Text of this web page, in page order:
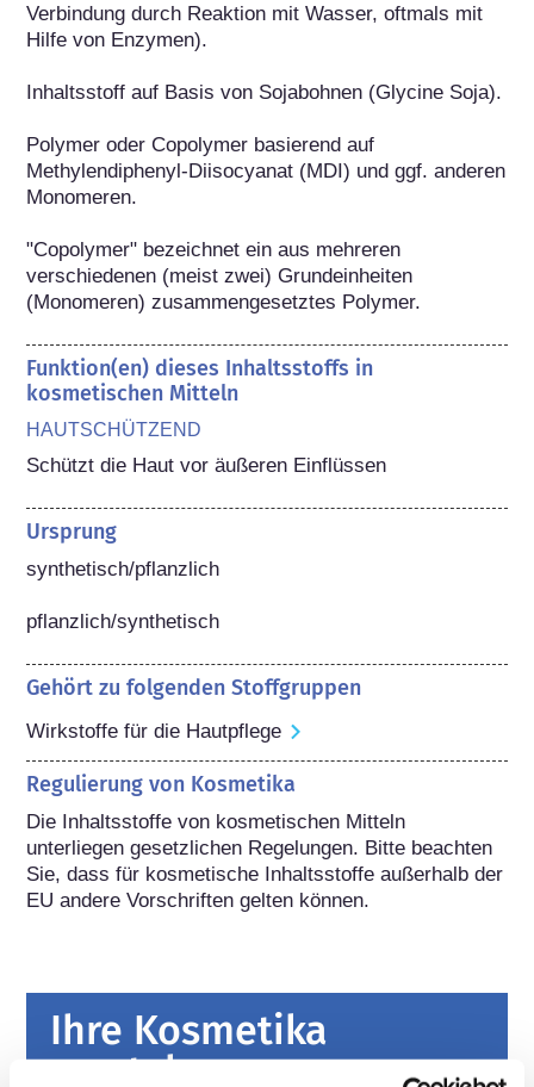
Verbindung durch Reaktion mit Wasser, oftmals mit
Hilfe von Enzymen).
Inhaltsstoff auf Basis von Sojabohnen (Glycine Soja).
Polymer oder Copolymer basierend auf
Methylendiphenyl-Diisocyanat (MDI) und ggf. anderen
Monomeren.
"Copolymer" bezeichnet ein aus mehreren
verschiedenen (meist zwei) Grundeinheiten
(Monomeren) zusammengesetztes Polymer.
Funktion(en) dieses Inhaltsstoffs in
kosmetischen Mitteln
HAUTSCHÜTZEND
Schützt die Haut vor äußeren Einflüssen
Ursprung
synthetisch/pflanzlich
pflanzlich/synthetisch
Gehört zu folgenden Stoffgruppen
Wirkstoffe für die Hautpflege
Regulierung von Kosmetika
Die Inhaltsstoffe von kosmetischen Mitteln
unterliegen gesetzlichen Regelungen. Bitte beachten
Sie, dass für kosmetische Inhaltsstoffe außerhalb der
EU andere Vorschriften gelten können.
Ihre Kosmetika
verstehen